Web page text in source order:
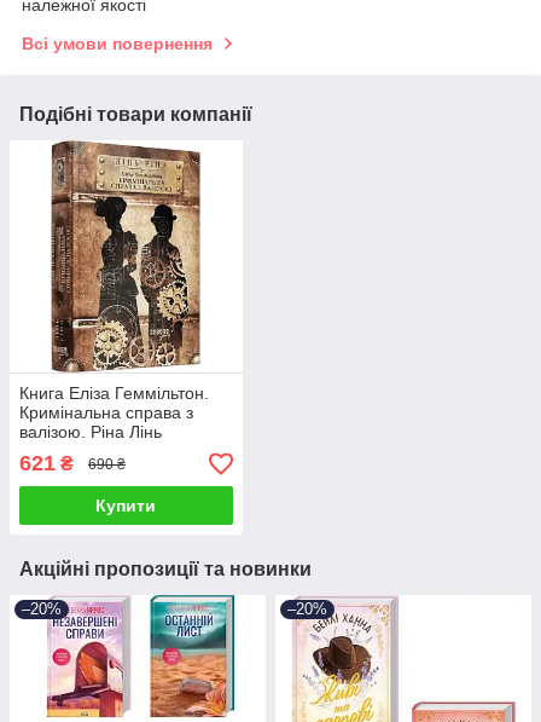
належної якості
Всі умови повернення
Подібні товари компанії
Книга Еліза Геммільтон.
Кримінальна справа з
валізою. Ріна Лінь
621 ₴ 690 ₴
Купити
Акційні пропозиції та новинки
–20% –20%